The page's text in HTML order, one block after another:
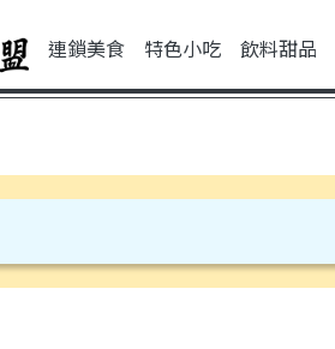
連鎖美食 特色小吃 飲料甜品